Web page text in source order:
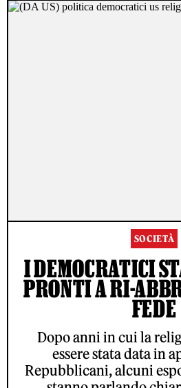
SOCIETÀ
I DEMOCRATICI
PRONTI A RI-
FEDE
Dopo anni in cui la
essere stata data in
Repubblicani, alcuni